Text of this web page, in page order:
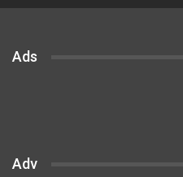
Ads
Adv